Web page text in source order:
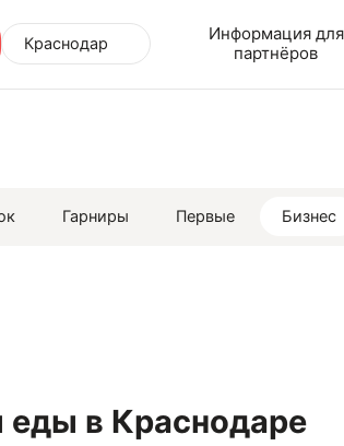
Краснодар
Информация для
партнёров
Гарниры Первые Бизнес
еды в Краснодаре